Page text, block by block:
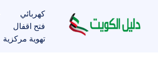
المحتوى
كهربائي
فتح اقفال
تهوية مركزية